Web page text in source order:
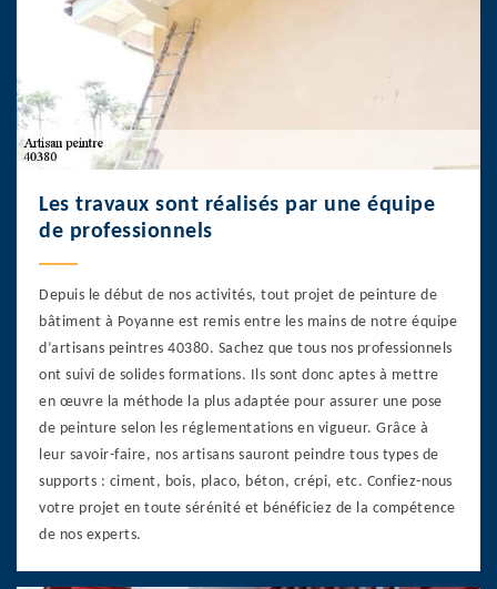
Les travaux sont réalisés par une équipe
de professionnels
Depuis le début de nos activités, tout projet de peinture de
bâtiment à Poyanne est remis entre les mains de notre équipe
d’artisans peintres 40380. Sachez que tous nos professionnels
ont suivi de solides formations. Ils sont donc aptes à mettre
en œuvre la méthode la plus adaptée pour assurer une pose
de peinture selon les réglementations en vigueur. Grâce à
leur savoir-faire, nos artisans sauront peindre tous types de
supports : ciment, bois, placo, béton, crépi, etc. Confiez-nous
votre projet en toute sérénité et bénéficiez de la compétence
de nos experts.